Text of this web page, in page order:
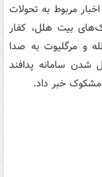
مربوط به تحولات
بیت هلل، کفار
و مرگلیوت به صدا
شدن سامانه پدافند
مشکوک خبر داد.